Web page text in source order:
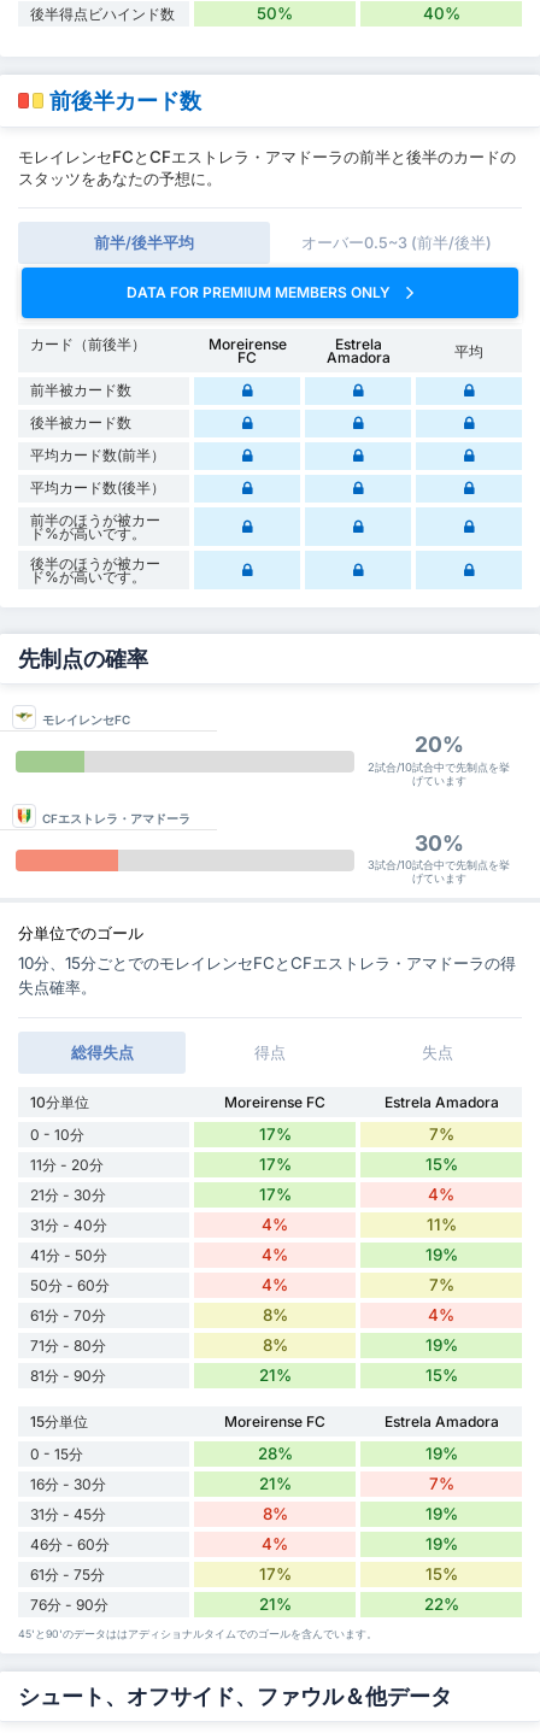
後半得点ビハインド数 50% 40%
前後半カード数
モレイレンセFCとCFエストレラ・アマドーラの前半と後半のカードの
スタッツをあなたの予想に。
前半/後半平均 オーバー0.5~3 (前半/後半)
DATA FOR PREMIUM MEMBERS ONLY
カード（前後半） Moreirense
FC
Estrela
Amadora 平均
前半被カード数
後半被カード数
平均カード数(前半）
平均カード数(後半）
前半のほうが被カー
ド%が高いです。
後半のほうが被カー
ド%が高いです。
先制点の確率
モレイレンセFC
20%
2試合/10試合中で先制点を挙
げています
CFエストレラ・アマドーラ
30%
3試合/10試合中で先制点を挙
げています
分単位でのゴール
10分、15分ごとでのモレイレンセFCとCFエストレラ・アマドーラの得
失点確率。
総得失点 得点 失点
10分単位 Moreirense FC
Estrela Amadora
0 - 10分
17% 7%
11分 - 20分 17% 15%
21分 - 30分 17% 4%
31分 - 40分 4% 11%
41分 - 50分 4% 19%
50分 - 60分 4% 7%
61分 - 70分 8% 4%
71分 - 80分 8% 19%
81分 - 90分 21% 15%
15分単位 Moreirense FC
Estrela Amadora
0 - 15分
28% 19%
16分 - 30分 21% 7%
31分 - 45分 8% 19%
46分 - 60分 4% 19%
61分 - 75分 17% 15%
76分 - 90分 21% 22%
45'と90'のデータははアディショナルタイムでのゴールを含んでいます。
シュート、オフサイド、ファウル＆他データ